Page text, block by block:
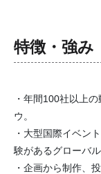
特徴・強み
・年間100社以上
ウ。
・大型国際イベン
験があるグローバル
・企画から制作、